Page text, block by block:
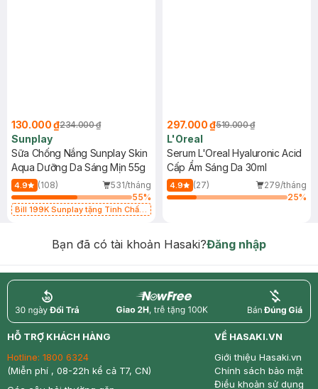
130.000 ₫234.000 ₫
Sunplay
Sữa Chống Nắng Sunplay Skin
Aqua Dưỡng Da Sáng Mịn 55g
4.9 (108)
531/tháng
55%
Bill 199K Sunplay tặng Tinh Chất
297.000 ₫519.000 ₫
L'Oreal
Serum L'Oreal Hyaluronic Acid
Cấp Ẩm Sáng Da 30ml
4.9 (27)
279/tháng
25%
Bạn đã có tài khoản Hasaki?Đăng nhập
return nowfree price
HỖ TRỢ KHÁCH HÀNG
Hotline: 1800 6324
(Miễn phí , 08-22h kể cả T7, CN)
VỀ HASAKI.VN
Giới thiệu Hasaki.vn
Chính sách bảo mật
Điều khoản sử dụng